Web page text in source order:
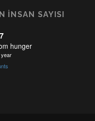
İNSAN SAYISI